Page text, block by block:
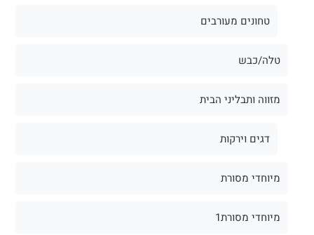
טחונים מעורבים
טלה/כבש
מזווה ותבליני הבית
דגים וירקות
מיוחדי מסורת
מיוחדי מסורת1